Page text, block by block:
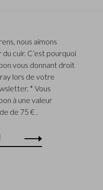
nous aimons
cuir. C’est pourquoi
vous donnant droit
lors de votre
* Vous
à une valeur
de 75 € .